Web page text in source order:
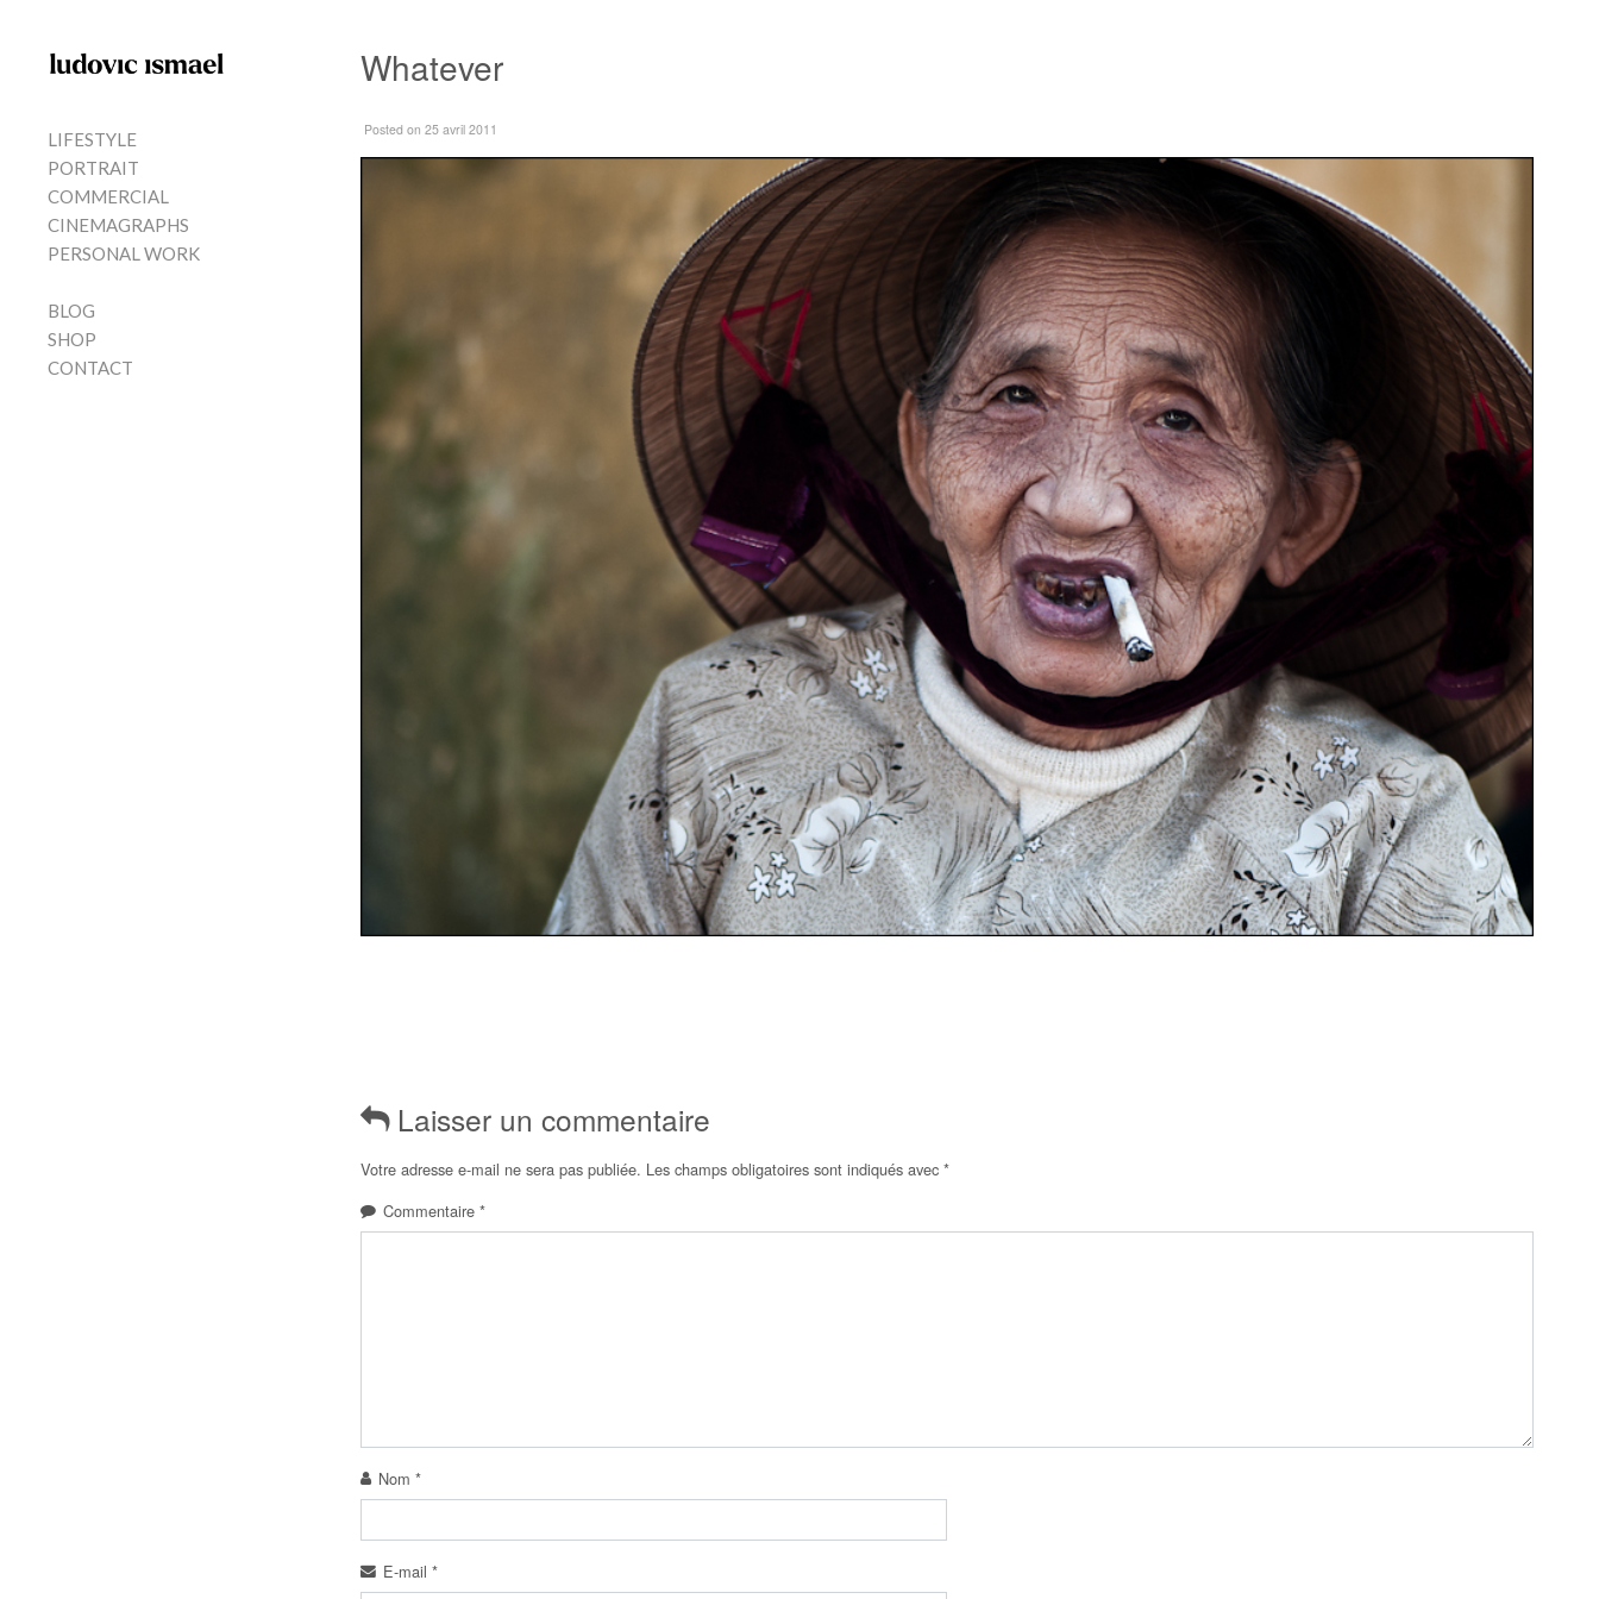
LIFESTYLE
PORTRAIT
COMMERCIAL
CINEMAGRAPHS
PERSONAL WORK
BLOG
SHOP
CONTACT
Whatever
Posted on 25 avril 2011
Laisser un commentaire
Votre adresse e-mail ne sera pas publiée. Les champs obligatoires sont indiqués avec *
Commentaire *
Nom *
E-mail *